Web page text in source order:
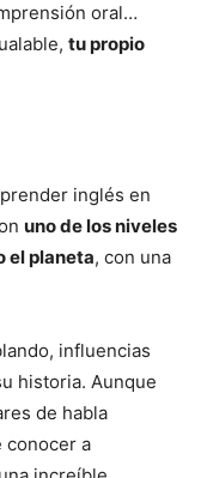
oral…
tu propio
inglés en
uno de los niveles
el planeta, con una
influencias
historia. Aunque
de habla
conocer a